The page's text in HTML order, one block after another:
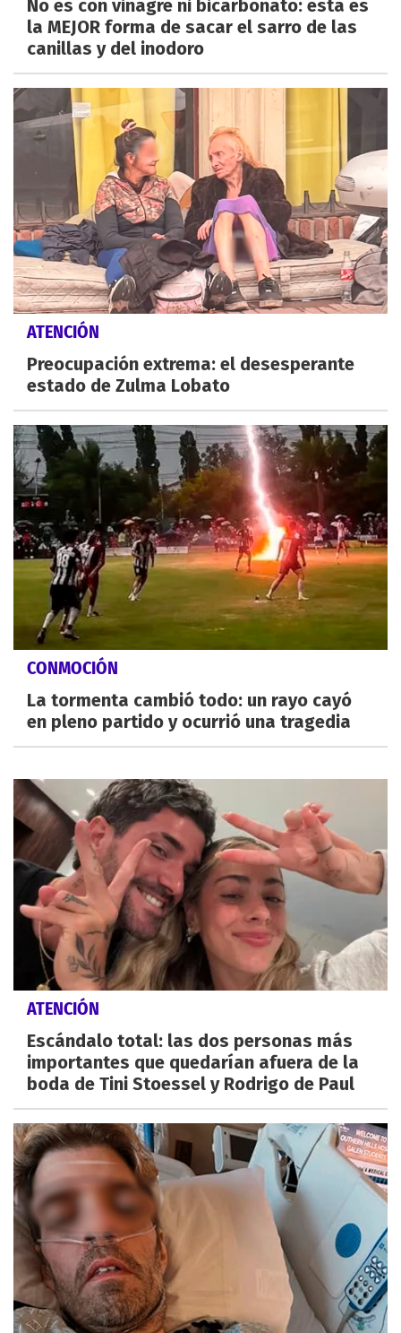
No es con vinagre ni bicarbonato: esta es
la MEJOR forma de sacar el sarro de las
canillas y del inodoro
ATENCIÓN
Preocupación extrema: el desesperante
estado de Zulma Lobato
CONMOCIÓN
La tormenta cambió todo: un rayo cayó
en pleno partido y ocurrió una tragedia
ATENCIÓN
Escándalo total: las dos personas más
importantes que quedarían afuera de la
boda de Tini Stoessel y Rodrigo de Paul